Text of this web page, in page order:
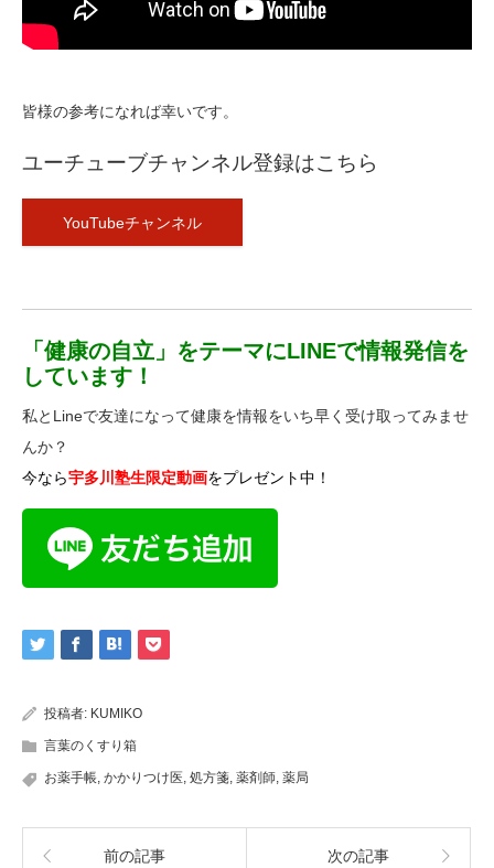
皆様の参考になれば幸いです。
ユーチューブチャンネル登録はこちら
YouTubeチャンネル
「健康の自立」をテーマにLINEで情報発信を
しています！
私とLineで友達になって健康を情報をいち早く受け取ってみませ
んか？
今なら宇多川塾生限定動画をプレゼント中！
投稿者: KUMIKO
言葉のくすり箱
お薬手帳, かかりつけ医, 処方箋, 薬剤師, 薬局
前の記事 次の記事